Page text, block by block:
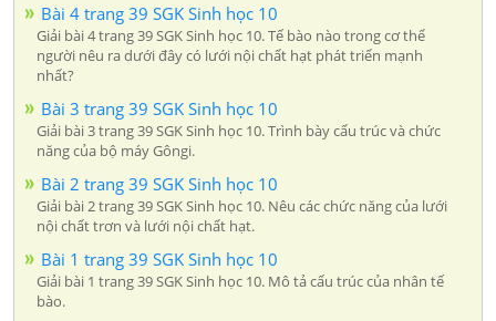
Bài 4 trang 39 SGK Sinh học 10
Giải bài 4 trang 39 SGK Sinh học 10. Tế bào nào trong cơ thể
người nêu ra dưới đây có lưới nội chất hạt phát triển mạnh
nhất?
Bài 3 trang 39 SGK Sinh học 10
Giải bài 3 trang 39 SGK Sinh học 10. Trình bày cấu trúc và chức
năng của bộ máy Gôngi.
Bài 2 trang 39 SGK Sinh học 10
Giải bài 2 trang 39 SGK Sinh học 10. Nêu các chức năng của lưới
nội chất trơn và lưới nội chất hạt.
Bài 1 trang 39 SGK Sinh học 10
Giải bài 1 trang 39 SGK Sinh học 10. Mô tả cấu trúc của nhân tế
bào.